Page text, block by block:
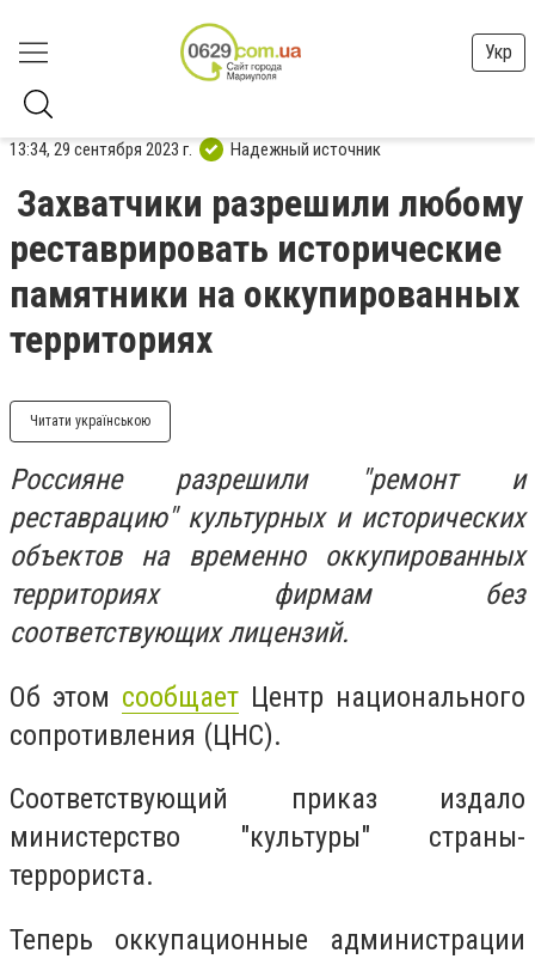
Укр
13:34, 29 сентября 2023 г. Надежный источник
Захватчики разрешили любому
реставрировать исторические
памятники на оккупированных
территориях
Читати українською
Россияне разрешили "ремонт и
реставрацию" культурных и исторических
объектов на временно оккупированных
территориях фирмам без
соответствующих лицензий.
Об этом сообщает Центр национального
сопротивления (ЦНС).
Соответствующий приказ издало
министерство "культуры" страны-
террориста.
Теперь оккупационные администрации